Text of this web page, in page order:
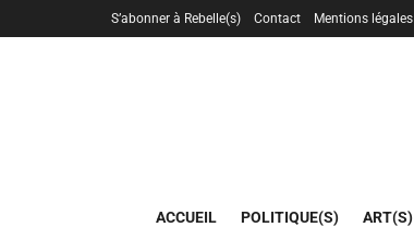
S’abonner à Rebelle(s) Contact Mentions légales
ACCUEIL POLITIQUE(S) ART(S)